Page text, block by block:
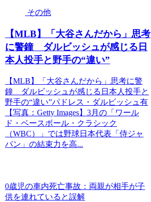
その他
【MLB】「大谷さんだから」思考
に警鐘 ダルビッシュが感じる日
本人投手と野手の“違い”
【MLB】「大谷さんだから」思考に警
鐘 ダルビッシュが感じる日本人投手と
野手の“違い”パドレス・ダルビッシュ有
【写真：Getty Images】3月の「ワール
ド・ベースボール・クラシック
（WBC）」では野球日本代表「侍ジャ
パン」の結束力を高...
0歳児の車内死亡事故：両親が相手が子
供を連れていると誤解